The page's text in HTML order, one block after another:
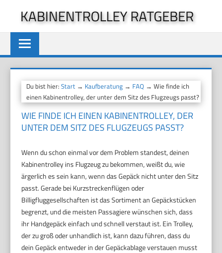
springen
KABINENTROLLEY RATGEBER
Du bist hier:Start → Kaufberatung → FAQ → Wie finde ich
einen Kabinentrolley, der unter dem Sitz des Flugzeugs passt?
WIE FINDE ICH EINEN KABINENTROLLEY, DER
UNTER DEM SITZ DES FLUGZEUGS PASST?
Wenn du schon einmal vor dem Problem standest, deinen
Kabinentrolley ins Flugzeug zu bekommen, weißt du, wie
ärgerlich es sein kann, wenn das Gepäck nicht unter den Sitz
passt. Gerade bei Kurzstreckenflügen oder
Billigfluggesellschaften ist das Sortiment an Gepäckstücken
begrenzt, und die meisten Passagiere wünschen sich, dass
ihr Handgepäck einfach und schnell verstaut ist. Ein Trolley,
der zu groß oder unhandlich ist, kann dazu führen, dass du
dein Gepäck entweder in der Gepäckablage verstauen musst